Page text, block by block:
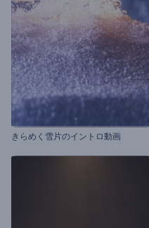
きらめく雪片のイントロ動画